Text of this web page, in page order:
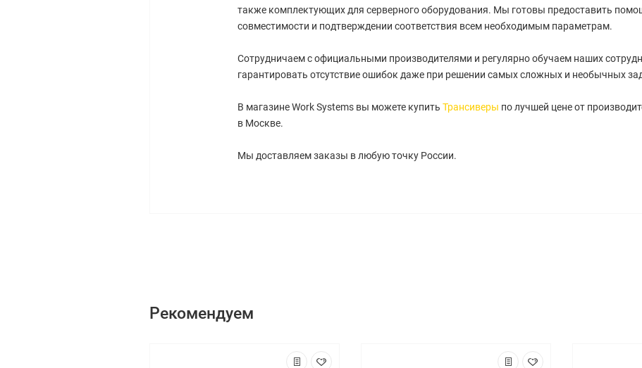
также комплектующих для серверного оборудования. Мы готовы предоставить
совместимости и подтверждении соответствия всем необходимым параметрам.
Сотрудничаем с официальными производителями и регулярно обучаем наших
гарантировать отсутствие ошибок даже при решении самых сложных и необычных
В магазине Work Systems вы можете купить Трансиверы по лучшей цене от
в Москве.
Мы доставляем заказы в любую точку России.
Рекомендуем